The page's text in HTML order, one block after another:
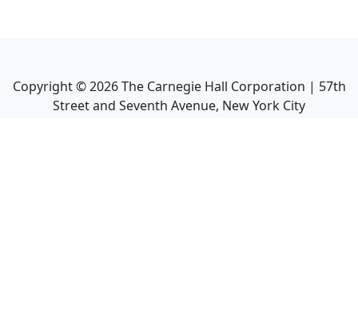
Copyright ©2026The Carnegie Hall Corporation | 57th
Street and Seventh Avenue, New York City